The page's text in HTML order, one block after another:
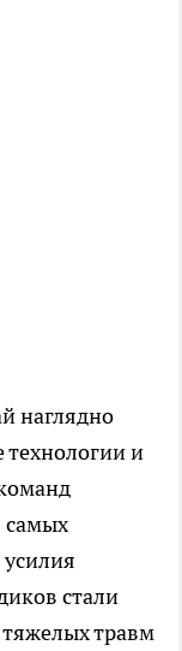
наглядно
технологии и
самых
стали
травм